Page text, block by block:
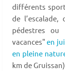
différents
de
pédestres ou
vacances"en
en pleine
km de